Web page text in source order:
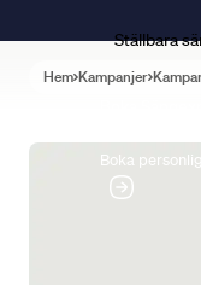
Ställbara
Boka
Hem Kampanjer